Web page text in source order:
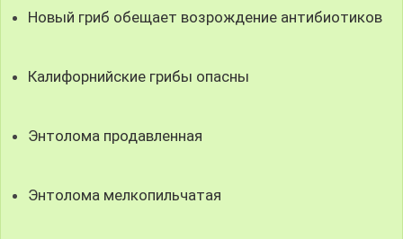
Новый гриб обещает возрождение антибиотиков
Калифорнийские грибы опасны
Энтолома продавленная
Энтолома мелкопильчатая